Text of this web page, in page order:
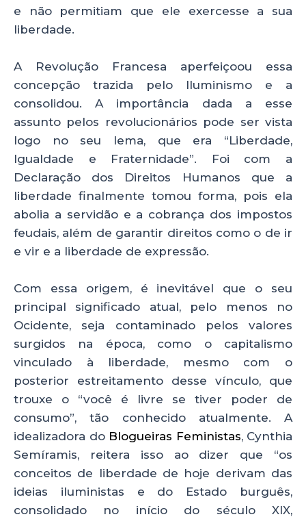
e não permitiam que ele exercesse a sua
liberdade.
A Revolução Francesa aperfeiçoou essa
concepção trazida pelo Iluminismo e a
consolidou. A importância dada a esse
assunto pelos revolucionários pode ser vista
logo no seu lema, que era “Liberdade,
Igualdade e Fraternidade”. Foi com a
Declaração dos Direitos Humanos que a
liberdade finalmente tomou forma, pois ela
abolia a servidão e a cobrança dos impostos
feudais, além de garantir direitos como o de ir
e vir e a liberdade de expressão.
Com essa origem, é inevitável que o seu
principal significado atual, pelo menos no
Ocidente, seja contaminado pelos valores
surgidos na época, como o capitalismo
vinculado à liberdade, mesmo com o
posterior estreitamento desse vínculo, que
trouxe o “você é livre se tiver poder de
consumo”, tão conhecido atualmente. A
idealizadora do Blogueiras Feministas, Cynthia
Semíramis, reitera isso ao dizer que “os
conceitos de liberdade de hoje derivam das
ideias iluministas e do Estado burguês,
consolidado no início do século XIX,